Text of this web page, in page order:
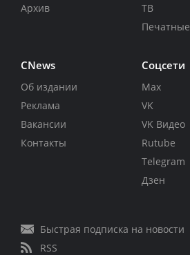
Архив
ТВ
CNews
Об издании
Реклама
Вакансии
Контакты
Соцсети
Max
VK
VK Видео
Rutube
Telegram
Дзен
Быстрая подписка на новости
RSS